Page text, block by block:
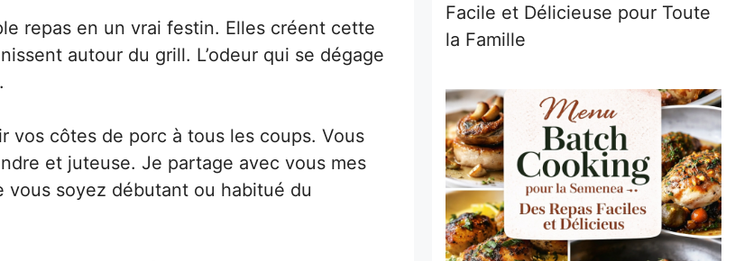
repas en un vrai festin. Elles créent cette
autour du grill. L’odeur qui se dégage
vos côtes de porc à tous les coups. Vous
et juteuse. Je partage avec vous mes
vous soyez débutant ou habitué du
Facile et Délicieuse pour Toute
la Famille